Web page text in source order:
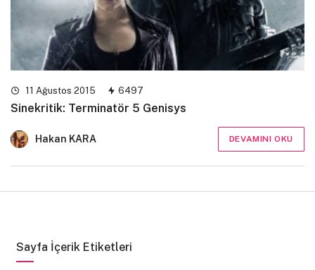
11 Ağustos 2015 6497
Sinekritik: Terminatör 5 Genisys
Hakan KARA DEVAMINI OKU
Sayfa İçerik Etiketleri